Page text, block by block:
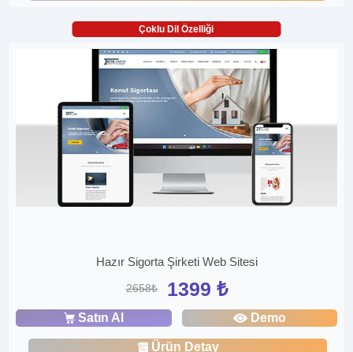
Çoklu Dil Özelliği
Hazır Sigorta Şirketi Web Sitesi
2658₺ 1399 ₺
Satın Al Demo
Ürün Detay